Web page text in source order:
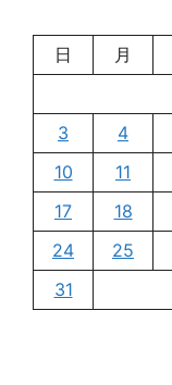
日
月
3
4
10
11
17
18
24
25
31